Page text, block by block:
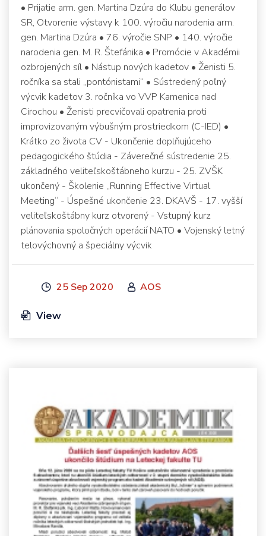
• Prijatie arm. gen. Martina Dzúra do Klubu generálov
SR, Otvorenie výstavy k 100. výročiu narodenia arm.
gen. Martina Dzúra • 76. výročie SNP • 140. výročie
narodenia gen. M. R. Štefánika • Promócie v Akadémii
ozbrojených síl • Nástup nových kadetov • Ženisti 5.
ročníka sa stali „pontónistami“ • Sústredený poľný
výcvik kadetov 3. ročníka vo VVP Kamenica nad
Cirochou • Ženisti precvičovali opatrenia proti
improvizovaným výbušným prostriedkom (C-IED) •
Krátko zo života CV - Ukončenie doplňujúceho
pedagogického štúdia - Záverečné sústredenie 25.
základného veliteľskoštábneho kurzu - 25. ZVŠK
ukončený - Školenie „Running Effective Virtual
Meeting“ - Úspešné ukončenie 23. DKAVŠ - 17. vyšší
veliteľskoštábny kurz otvorený - Vstupný kurz
plánovania spoločných operácií NATO • Vojenský letný
telovýchovný a špeciálny výcvik
25 Sep 2020 AOS
View